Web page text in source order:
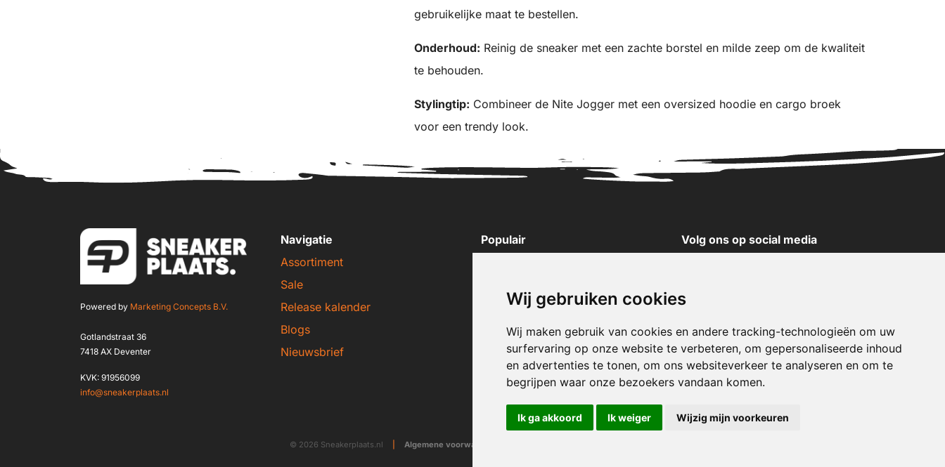
Wij gebruiken cookies
Wij maken gebruik van cookies en andere tracking-technologieën om uw
surfervaring op onze website te verbeteren, om gepersonaliseerde inhoud
en advertenties te tonen, om ons websiteverkeer te analyseren en om te
begrijpen waar onze bezoekers vandaan komen.
Ik ga akkoord Ik weiger Wijzig mijn voorkeuren
gebruikelijke maat te bestellen.
Onderhoud: Reinig de sneaker met een zachte borstel en milde zeep om de kwaliteit
te behouden.
Stylingtip: Combineer de Nite Jogger met een oversized hoodie en cargo broek
voor een trendy look.
Powered by Marketing Concepts B.V.
Gotlandstraat 36
7418 AX Deventer
KVK: 91956099
info@sneakerplaats.nl
Navigatie
Assortiment
Sale
Release kalender
Blogs
Nieuwsbrief
Populair
New Balance sneakers
Puma sneakers
Converse sneakers
Volg ons op social media
X
Pinterest
© 2026 Sneakerplaats.nl Algemene voorwaarden